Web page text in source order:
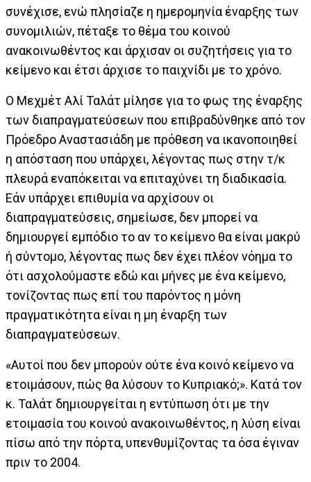
συνέχισε, ενώ πλησίαζε η ημερομηνία έναρξης των
συνομιλιών, πέταξε το θέμα του κοινού
ανακοινωθέντος και άρχισαν οι συζητήσεις για το
κείμενο και έτσι άρχισε το παιχνίδι με το χρόνο.
Ο Μεχμέτ Αλί Ταλάτ μίλησε για το φως της έναρξης
των διαπραγματεύσεων που επιβραδύνθηκε από τον
Πρόεδρο Αναστασιάδη με πρόθεση να ικανοποιηθεί
η απόσταση που υπάρχει, λέγοντας πως στην τ/κ
πλευρά εναπόκειται να επιταχύνει τη διαδικασία.
Εάν υπάρχει επιθυμία να αρχίσουν οι
διαπραγματεύσεις, σημείωσε, δεν μπορεί να
δημιουργεί εμπόδιο το αν το κείμενο θα είναι μακρύ
ή σύντομο, λέγοντας πως δεν έχει πλέον νόημα το
ότι ασχολούμαστε εδώ και μήνες με ένα κείμενο,
τονίζοντας πως επί του παρόντος η μόνη
πραγματικότητα είναι η μη έναρξη των
διαπραγματεύσεων.
«Αυτοί που δεν μπορούν ούτε ένα κοινό κείμενο να
ετοιμάσουν, πώς θα λύσουν το Κυπριακό;». Κατά τον
κ. Ταλάτ δημιουργείται η εντύπωση ότι με την
ετοιμασία του κοινού ανακοινωθέντος, η λύση είναι
πίσω από την πόρτα, υπενθυμίζοντας τα όσα έγιναν
πριν το 2004.